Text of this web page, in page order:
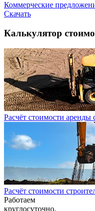
Коммерческие
Скачать
Калькулятор
Расчёт стоимости аренды
Расчёт стоимости
Работаем
круглосуточно.